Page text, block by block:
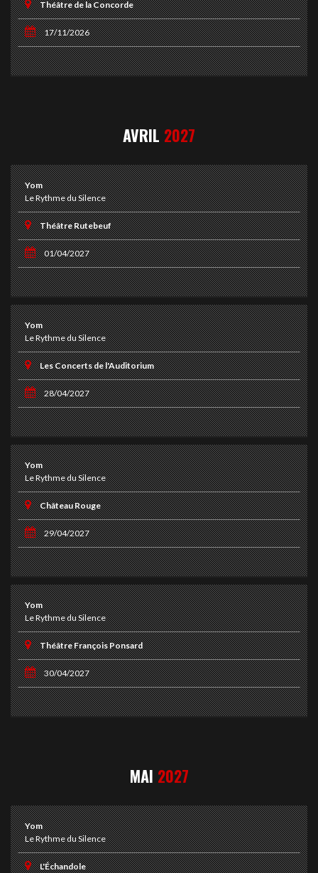
Théâtre de la Concorde
17/11/2026
AVRIL 2027
Yom
Le Rythme du Silence
Théâtre Rutebeuf
01/04/2027
Yom
Le Rythme du Silence
Les Concerts de l'Auditorium
28/04/2027
Yom
Le Rythme du Silence
Château Rouge
29/04/2027
Yom
Le Rythme du Silence
Théâtre François Ponsard
30/04/2027
MAI 2027
Yom
Le Rythme du Silence
L'Échandole